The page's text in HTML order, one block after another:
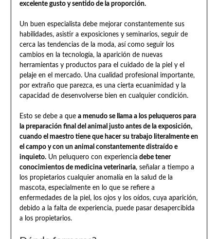
excelente gusto y sentido de la proporción.
Un buen especialista debe mejorar constantemente sus
habilidades, asistir a exposiciones y seminarios, seguir de
cerca las tendencias de la moda, así como seguir los
cambios en la tecnología, la aparición de nuevas
herramientas y productos para el cuidado de la piel y el
pelaje en el mercado. Una cualidad profesional importante,
por extraño que parezca, es una cierta ecuanimidad y la
capacidad de desenvolverse bien en cualquier condición.
Esto se debe a que a menudo se llama a los peluqueros para
la preparación final del animal justo antes de la exposición,
cuando el maestro tiene que hacer su trabajo literalmente en
el campo y con un animal constantemente distraído e
inquieto.Un peluquero con experiencia debe tener
conocimientos de medicina veterinaria, señalar a tiempo a
los propietarios cualquier anomalía en la salud de la
mascota, especialmente en lo que se refiere a
enfermedades de la piel, los ojos y los oídos, cuya aparición,
debido a la falta de experiencia, puede pasar desapercibida
a los propietarios.